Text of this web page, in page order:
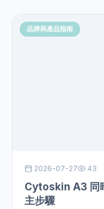
品牌與產品指南
2026-07-27 43
Cytoskin A3 同
主步驟